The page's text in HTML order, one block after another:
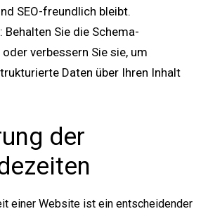
SEO-freundlich bleibt.
: Behalten Sie die Schema-
verbessern Sie sie, um
Daten über Ihren Inhalt
der
einer Website ist ein entscheidender